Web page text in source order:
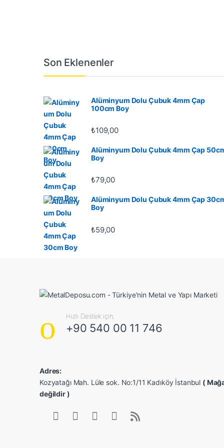
Son Eklenenler
Alüminyum Dolu Çubuk 4mm Çap
100cm Boy
₺109,00
Alüminyum Dolu Çubuk 4mm Çap
Boy
₺79,00
Alüminyum Dolu Çubuk 4mm Çap
Boy
₺59,00
Hızlı Destek için;
+90 540 00 11 746
Adres:
Kozyatağı Mah. Lüle sok. No:1/11 Kadıköy İstanbul (
değildir )